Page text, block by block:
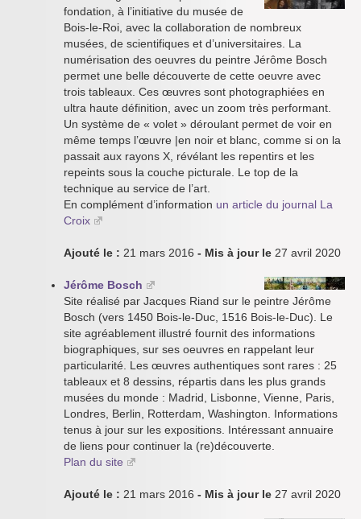
fondation, à l’initiative du musée de
Bois-le-Roi, avec la collaboration de nombreux
musées, de scientifiques et d’universitaires. La
numérisation des oeuvres du peintre Jérôme Bosch
permet une belle découverte de cette oeuvre avec
trois tableaux. Ces œuvres sont photographiées en
ultra haute définition, avec un zoom très performant.
Un système de « volet » déroulant permet de voir en
même temps l’œuvre |en noir et blanc, comme si on la
passait aux rayons X, révélant les repentirs et les
repeints sous la couche picturale. Le top de la
technique au service de l’art.
En complément d’information un article du journal La
Croix
Ajouté le : 21 mars 2016 - Mis à jour le 27 avril 2020
Jérôme Bosch
Site réalisé par Jacques Riand sur le peintre Jérôme
Bosch (vers 1450 Bois-le-Duc, 1516 Bois-le-Duc). Le
site agréablement illustré fournit des informations
biographiques, sur ses oeuvres en rappelant leur
particularité. Les œuvres authentiques sont rares : 25
tableaux et 8 dessins, répartis dans les plus grands
musées du monde : Madrid, Lisbonne, Vienne, Paris,
Londres, Berlin, Rotterdam, Washington. Informations
tenus à jour sur les expositions. Intéressant annuaire
de liens pour continuer la (re)découverte.
Plan du site
Ajouté le : 21 mars 2016 - Mis à jour le 27 avril 2020